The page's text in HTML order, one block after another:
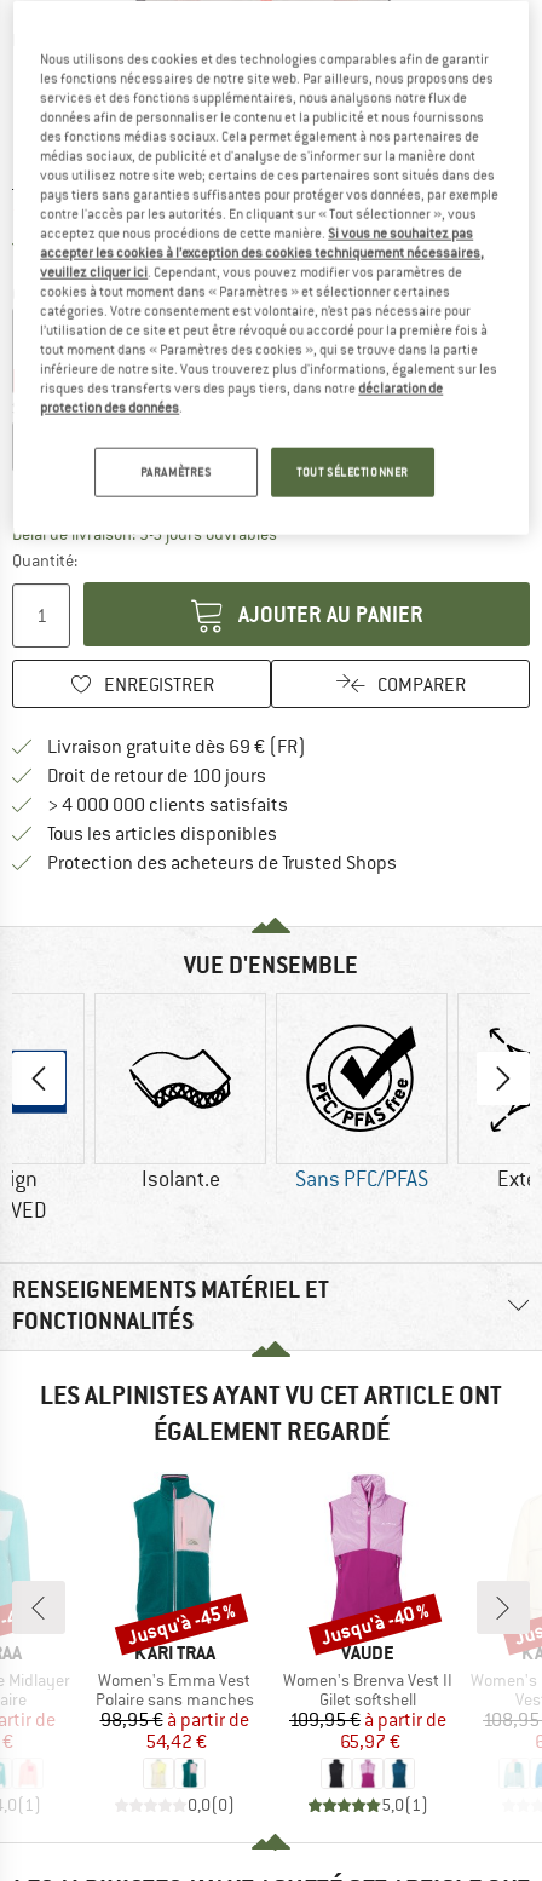
Prix initial :
128,95€
Prix:
70,92€ TVA incl.
Livraison gratuite(FR)France. Informations sur les frais de
Couleur:Coral
-35 % -45 %
Sélectionner taille:
S M L XL
Délai de livraison: 3-5 jours ouvrablesLe lien s'ouvre dans une boîte
Quantité:
AJOUTER AU PANIER
ENREGISTRER COMPARER
Livraison gratuite dès 69 € (FR)
Droit de retour de 100 jours
> 4 000 000 clients satisfaits
Tous les articles disponibles
Protection des acheteurs de Trusted Shops
VUE D'ENSEMBLE
Isolant.e Sans PFC/PFAS
RENSEIGNEMENTS MATÉRIEL ET
FONCTIONNALITÉS
LES ALPINISTES AYANT VU CET ARTICLE ONT
ÉGALEMENT REGARDÉ
Midlayer
réduit
de
( 1)
%
MARQUE
KARI TRAA
Article
Women's Emma Vest
Product group
Polaire sans manches
Prix
98,95 € Prix réduit
à partir de
54,42 €
0,0(0)
Remise
Jusqu'à -45 %
MARQUE
VAUDE
Article
Women's Brenva Vest II
Product group
Gilet softshell
Prix
109,95 € Prix réduit
à partir de
65,97 €
5,0( 1)
Remise
Jusqu'à -40 %
Article
Women's
Nous utilisons des cookies et des technologies comparables afin de garantir
les fonctions nécessaires de notre site web. Par ailleurs, nous proposons des
services et des fonctions supplémentaires, nous analysons notre flux de
données afin de personnaliser le contenu et la publicité et nous fournissons
des fonctions médias sociaux. Cela permet également à nos partenaires de
médias sociaux, de publicité et d'analyse de s'informer sur la manière dont
vous utilisez notre site web; certains de ces partenaires sont situés dans des
pays tiers sans garanties suffisantes pour protéger vos données, par exemple
contre l'accès par les autorités. En cliquant sur « Tout sélectionner », vous
acceptez que nous procédions de cette manière.Si vous ne souhaitez pas
accepter les cookies à l’exception des cookies techniquement nécessaires,
veuillez cliquer ici. Cependant, vous pouvez modifier vos paramètres de
cookies à tout moment dans « Paramètres » et sélectionner certaines
catégories. Votre consentement est volontaire, n’est pas nécessaire pour
l’utilisation de ce site et peut être révoqué ou accordé pour la première fois à
tout moment dans « Paramètres des cookies », qui se trouve dans la partie
inférieure de notre site. Vous trouverez plus d'informations, également sur les
risques des transferts vers des pays tiers, dans notredéclaration de
protection des données.
PARAMÈTRES TOUT SÉLECTIONNER